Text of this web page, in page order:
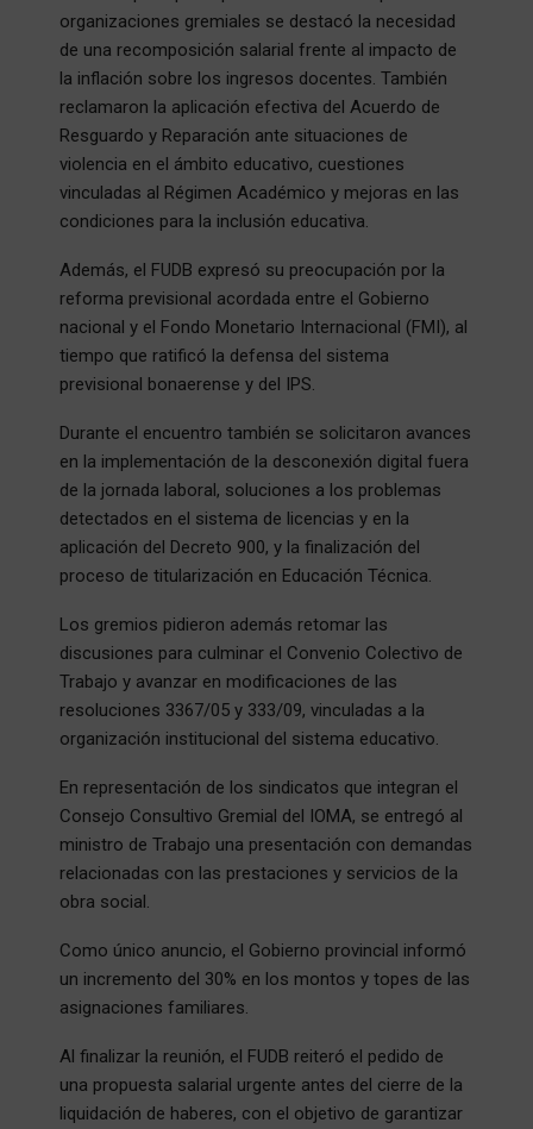
organizaciones gremiales se destacó la necesidad
de una recomposición salarial frente al impacto de
la inflación sobre los ingresos docentes. También
reclamaron la aplicación efectiva del Acuerdo de
Resguardo y Reparación ante situaciones de
violencia en el ámbito educativo, cuestiones
vinculadas al Régimen Académico y mejoras en las
condiciones para la inclusión educativa.
Además, el FUDB expresó su preocupación por la
reforma previsional acordada entre el Gobierno
nacional y el Fondo Monetario Internacional (FMI), al
tiempo que ratificó la defensa del sistema
previsional bonaerense y del IPS.
Durante el encuentro también se solicitaron avances
en la implementación de la desconexión digital fuera
de la jornada laboral, soluciones a los problemas
detectados en el sistema de licencias y en la
aplicación del Decreto 900, y la finalización del
proceso de titularización en Educación Técnica.
Los gremios pidieron además retomar las
discusiones para culminar el Convenio Colectivo de
Trabajo y avanzar en modificaciones de las
resoluciones 3367/05 y 333/09, vinculadas a la
organización institucional del sistema educativo.
En representación de los sindicatos que integran el
Consejo Consultivo Gremial del IOMA, se entregó al
ministro de Trabajo una presentación con demandas
relacionadas con las prestaciones y servicios de la
obra social.
Como único anuncio, el Gobierno provincial informó
un incremento del 30% en los montos y topes de las
asignaciones familiares.
Al finalizar la reunión, el FUDB reiteró el pedido de
una propuesta salarial urgente antes del cierre de la
liquidación de haberes, con el objetivo de garantizar